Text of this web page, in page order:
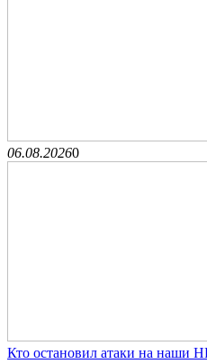
06.08.20260
Кто остановил атаки на наши